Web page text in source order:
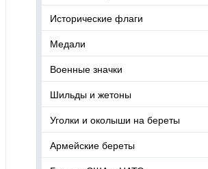
Исторические флаги
Медали
Военные значки
Шильды и жетоны
Уголки и околыши на береты
Армейские береты